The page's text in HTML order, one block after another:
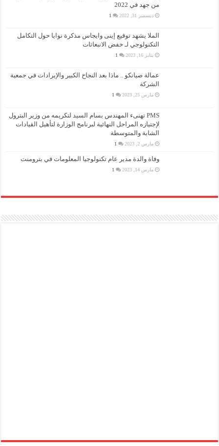
من جهد في 2022
ديسمبر 31, 2022 1
الملا يشهد توقيع إينى وايجاس مذكرة نوايا حول التكامل
التكنولوجي لـ خفض الانبعاثات
يناير 16, 2023 1
عمالة صيانكو .. ماذا بعد النجاح الكبير والإيرادات في جمعية
الشركة
مارس 25, 2023 1
PMS تهنىء المهندس بسام السيد لتكريمه من وزير البترول
لإجتيازه المراحل النهائية لبرنامج الوزارة لتأهيل القيادات
الشابة والمتوسطة
مارس 2, 2023 1
وفاة والدة مدير عام تكنولوجيا المعلومات في بترومنت
مارس 14, 2023 1